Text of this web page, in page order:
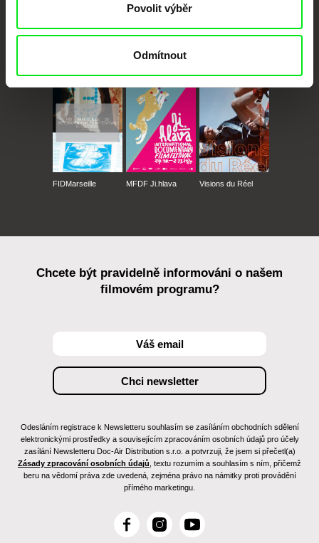
Povolit výběr
OdmítnoutAgainst Gravity
FIDMarseille MFDF Ji.hlava Visions du Réel
Chcete být pravidelně informováni o našem
filmovém programu?
Odesláním registrace k Newsletteru souhlasím se zasíláním obchodních sdělení
elektronickými prostředky a souvisejícím zpracováním osobních údajů pro účely
zasílání Newsletteru Doc-Air Distribution s.r.o. a potvrzuji, že jsem si přečetl(a)
Zásady zpracování osobních údajů , textu rozumím a souhlasím s ním, přičemž
beru na vědomí práva zde uvedená, zejména právo na námitky proti provádění
přímého marketingu.
F
I
Y